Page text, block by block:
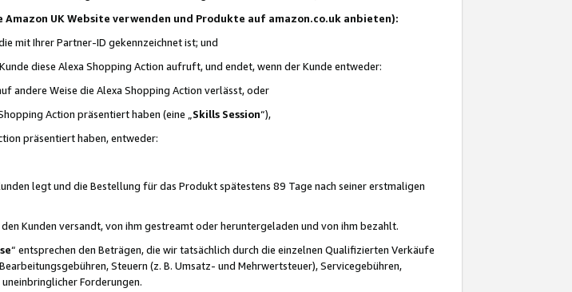
UK Website verwenden und Produkte auf amazon.co.uk anbieten):
mit Ihrer Partner-ID gekennzeichnet ist; und
diese Alexa Shopping Action aufruft, und endet, wenn der Kunde entweder:
andere Weise die Alexa Shopping Action verlässt, oder
Action präsentiert haben (eine „ Skills Session“),
präsentiert haben, entweder:
legt und die Bestellung für das Produkt spätestens 89 Tage nach seiner erstmaligen
Kunden versandt, von ihm gestreamt oder heruntergeladen und von ihm bezahlt.
“ entsprechen den Beträgen, die wir tatsächlich durch die einzelnen Qualifizierten Verkäufe
Steuern (z. B. Umsatz- und Mehrwertsteuer), Servicegebühren,
Forderungen.